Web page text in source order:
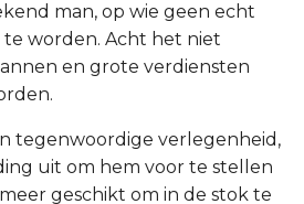
man, op wie geen echt
worden. Acht het niet
en grote verdiensten
tegenwoordige verlegenheid,
uit om hem voor te stellen
geschikt om in de stok te